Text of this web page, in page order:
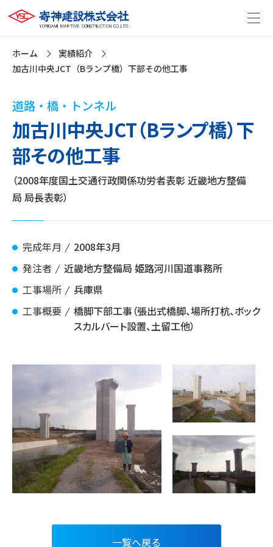
ホーム
実績紹介
加古川中央JCT（Bランプ橋）下部その他工事
道路・橋・トンネル
加古川中央JCT（Bランプ橋）下
部その他工事
（2008年度国土交通行政関係功労者表彰 近畿地方整備
局 局長表彰）
完成年月
2008年3月
発注者
近畿地方整備局 姫路河川国道事務所
工事場所
兵庫県
工事概要
橋脚下部工事（張出式橋脚、場所打杭、ボック
スカルバート設置、土留工他）
一覧へ戻る